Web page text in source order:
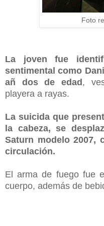
Foto
La joven fue
sentimental como
añ
dos de edad,
playera a rayas.
La suicida que
la cabeza, se
Saturn modelo 2007,
circulación.
El arma de fuego fue
cuerpo, además de